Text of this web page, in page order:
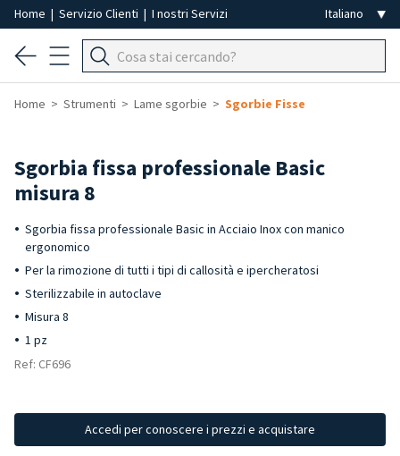
Home | Servizio Clienti | I nostri Servizi
Home Strumenti Lame sgorbie Sgorbie Fisse
Sgorbia fissa professionale Basic
misura 8
Sgorbia fissa professionale Basic in Acciaio Inox con manico
ergonomico
Per la rimozione di tutti i tipi di callosità e ipercheratosi
Sterilizzabile in autoclave
Misura 8
1 pz
Ref: CF696
Accedi per conoscere i prezzi e acquistare